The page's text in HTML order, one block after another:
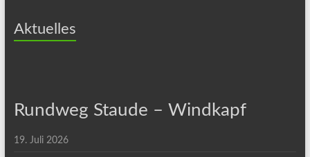
Aktuelles
Rundweg Staude – Windkapf
19. Juli 2026